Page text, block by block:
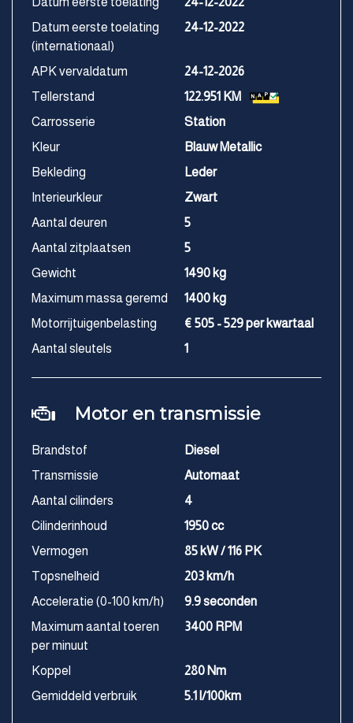
Datum eerste toelating
(internationaal)
24-12-2022
APK vervaldatum
24-12-2026
Tellerstand
122.951 KM
Carrosserie
Station
Kleur
Blauw Metallic
Bekleding
Leder
Interieurkleur
Zwart
Aantal deuren
5
Aantal zitplaatsen
5
Gewicht
1490 kg
Maximum massa geremd
1400 kg
Motorrijtuigenbelasting
€ 505 - 529 per kwartaal
Aantal sleutels
1
Motor en transmissie
Brandstof
Diesel
Transmissie
Automaat
Aantal cilinders
4
Cilinderinhoud
1950 cc
Vermogen
85 kW / 116 PK
Topsnelheid
203 km/h
Acceleratie (0-100 km/h)
9.9 seconden
Maximum aantal toeren
per minuut
3400 RPM
Koppel
280 Nm
Gemiddeld verbruik
5.1 l/100km